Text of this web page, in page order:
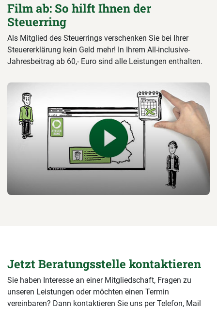
Film ab: So hilft Ihnen der
Steuerring
Als Mitglied des Steuerrings verschenken Sie bei Ihrer
Steuererklärung kein Geld mehr! In Ihrem All-inclusive-
Jahresbeitrag ab 60,- Euro sind alle Leistungen enthalten.
Jetzt Beratungsstelle kontaktieren
Sie haben Interesse an einer Mitgliedschaft, Fragen zu
unseren Leistungen oder möchten einen Termin
vereinbaren? Dann kontaktieren Sie uns per Telefon, Mail